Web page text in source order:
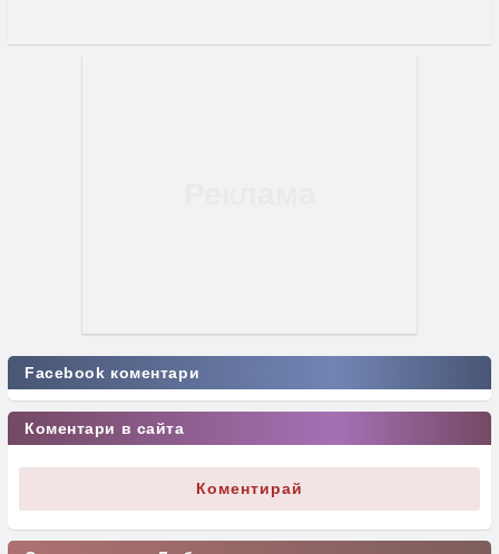
Facebook коментари
Коментари в сайта
Коментирай